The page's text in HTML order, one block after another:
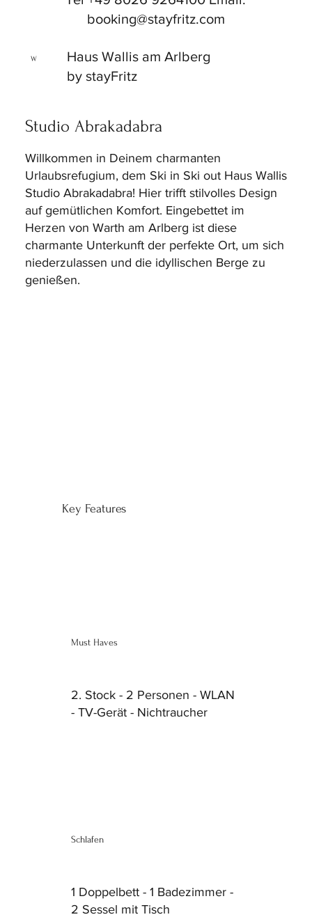
W
Haus Wallis am Arlberg
by stayFritz
booking@stayfritz.com
Studio Abrakadabra
Willkommen in Deinem charmanten
Urlaubsrefugium, dem Ski in Ski out Haus Wallis
Studio Abrakadabra! Hier trifft stilvolles Design
auf gemütlichen Komfort. Eingebettet im
Herzen von Warth am Arlberg ist diese
charmante Unterkunft der perfekte Ort, um sich
niederzulassen und die idyllischen Berge zu
genießen.
Key Features
2. Stock - 2 Personen - WLAN
- TV-Gerät - Nichtraucher
Must Haves
1 Doppelbett - 1 Badezimmer -
2 Sessel mit Tisch
Schlafen